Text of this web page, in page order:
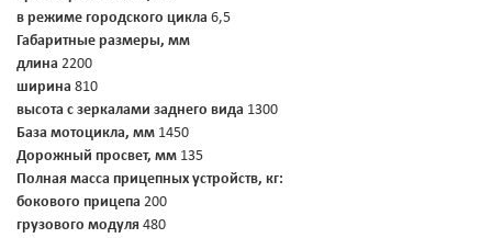
в режиме городского цикла 6,5
Габаритные размеры, мм
длина 2200
ширина 810
высота с зеркалами заднего вида 1300
База мотоцикла, мм 1450
Дорожный просвет, мм 135
Полная масса прицепных устройств, кг:
бокового прицепа 200
грузового модуля 480